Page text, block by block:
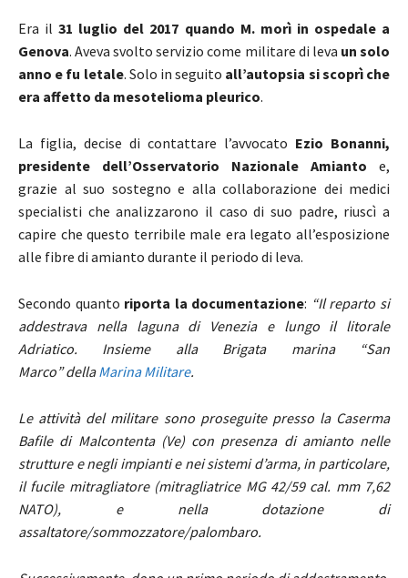
Era il 31 luglio del 2017 quando M. morì in ospedale a
Genova. Aveva svolto servizio come militare di leva un solo
anno e fu letale. Solo in seguito all’autopsia si scoprì che
era affetto da mesotelioma pleurico.
La figlia, decise di contattare l’avvocato Ezio Bonanni,
presidente dell’Osservatorio Nazionale Amianto e,
grazie al suo sostegno e alla collaborazione dei medici
specialisti che analizzarono il caso di suo padre, riuscì a
capire che questo terribile male era legato all’esposizione
alle fibre di amianto durante il periodo di leva.
Secondo quanto riporta la documentazione: “Il reparto si
addestrava nella laguna di Venezia e lungo il litorale
Adriatico. Insieme alla Brigata marina “San
Marco” dellaMarina Militare.
Le attività del militare sono proseguite presso la Caserma
Bafile di Malcontenta (Ve) con presenza di amianto nelle
strutture e negli impianti e nei sistemi d’arma, in particolare,
il fucile mitragliatore (mitragliatrice MG 42/59 cal. mm 7,62
NATO), e nella dotazione di
assaltatore/sommozzatore/palombaro.